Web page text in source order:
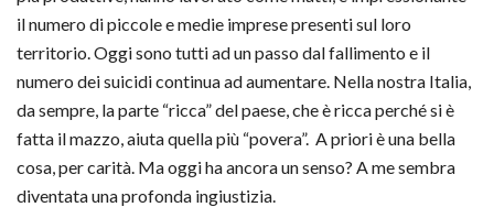
il numero di piccole e medie imprese presenti sul loro
territorio. Oggi sono tutti ad un passo dal fallimento e il
numero dei suicidi continua ad aumentare. Nella nostra Italia,
da sempre, la parte “ricca” del paese, che è ricca perché si è
fatta il mazzo, aiuta quella più “povera”. A priori è una bella
cosa, per carità. Ma oggi ha ancora un senso? A me sembra
diventata una profonda ingiustizia.